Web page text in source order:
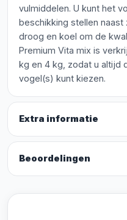
vulmiddelen. U kunt het
beschikking stellen naast
droog en koel om de
Premium Vita mix is
kg en 4 kg, zodat u altijd
vogel(s) kunt kiezen.
Extra informatie
Beoordelingen